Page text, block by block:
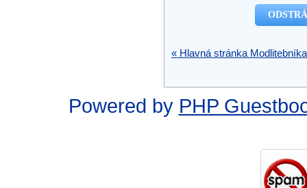
« Hlavná stránka Modlitebníka
Powered by PHP